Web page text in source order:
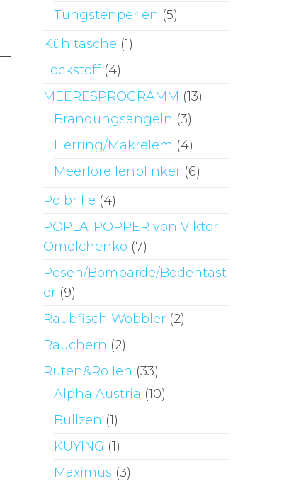
Tungstenperlen (5)
Kühltasche (1)
Lockstoff (4)
MEERESPROGRAMM (13)
Brandungsangeln (3)
Herring/Makrelem (4)
Meerforellenblinker (6)
Polbrille (4)
POPLA-POPPER von Viktor
Omelchenko (7)
Posen/Bombarde/Bodentast
er (9)
Raubfisch Wobbler (2)
Räuchern (2)
Ruten&Rollen (33)
Alpha Austria (10)
Bullzen (1)
KUYING (1)
Maximus (3)